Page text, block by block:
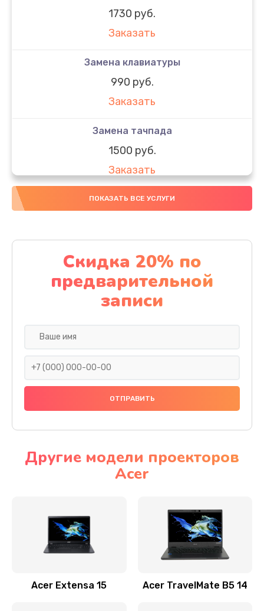
1730 руб.
Заказать
Замена клавиатуры
990 руб.
Заказать
Замена тачпада
1500 руб.
Заказать
Замена южного моста
Заказать
Чистка от пыли
1060 руб.
Заказать
Ремонт подсветки
Настройка BIOS
Замена видеочипа
Заказать
ПОКАЗАТЬ ВСЕ УСЛУГИ
Скидка 20% по
предварительной
записи
Другие модели проекторов
Acer
Acer Extensa 15 Acer TravelMate B5 14